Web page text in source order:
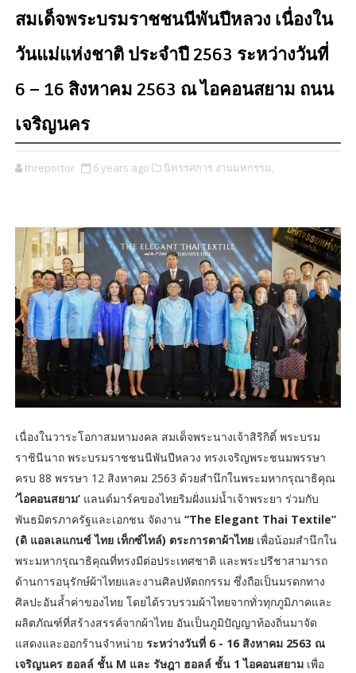
สมเด็จพระบรมราชชนนีพันปีหลวง เนื่องใน
วันแม่แห่งชาติ ประจำปี 2563 ระหว่างวันที่
6 – 16 สิงหาคม 2563 ณ ไอคอนสยาม ถนน
เจริญนคร
threportor 6 years ago นิทรรศการ งานมหกรรม,
เนื่องในวาระโอกาสมหามงคล สมเด็จพระนางเจ้าสิริกิติ์ พระบรม
ราชินีนาถ พระบรมราชชนนีพันปีหลวง ทรงเจริญพระชนมพรรษา
ครบ 88 พรรษา 12 สิงหาคม 2563 ด้วยสำนึกในพระมหากรุณาธิคุณ
‘ไอคอนสยาม’ แลนด์มาร์คของไทยริมฝั่งแม่น้ำเจ้าพระยา ร่วมกับ
พันธมิตรภาครัฐและเอกชน จัดงาน “The Elegant Thai Textile”
(ดิ แอลเลแกนซ์ ไทย เท็กซ์ไทล์) ตระการตาผ้าไทยเพื่อน้อมสำนึกใน
พระมหากรุณาธิคุณที่ทรงมีต่อประเทศชาติ และพระปรีชาสามารถ
ด้านการอนุรักษ์ผ้าไทยและงานศิลปหัตถกรรม ซึ่งถือเป็นมรดกทาง
ศิลปะอันล้ำค่าของไทย โดยได้รวบรวมผ้าไทยจากทั่วทุกภูมิภาคและ
ผลิตภัณฑ์ที่สร้างสรรค์จากผ้าไทย อันเป็นภูมิปัญญาท้องถิ่นมาจัด
แสดงและออกร้านจำหน่าย ระหว่างวันที่ 6 - 16 สิงหาคม 2563 ณ
เจริญนคร ฮอลล์ ชั้น M และ รัษฎา ฮอลล์ ชั้น 1 ไอคอนสยาม เพื่อ